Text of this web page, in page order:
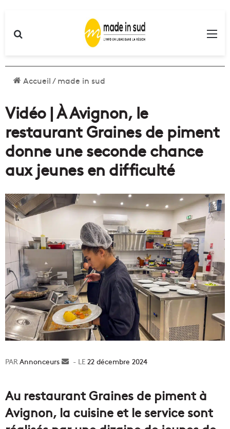
Accueil/made in sud
Vidéo | À Avignon, le
restaurant Graines de piment
donne une seconde chance
aux jeunes en difficulté
Annonceurs
Envoyer22 décembre 2024
Au restaurant Graines de piment à
Avignon, la cuisine et le service sont